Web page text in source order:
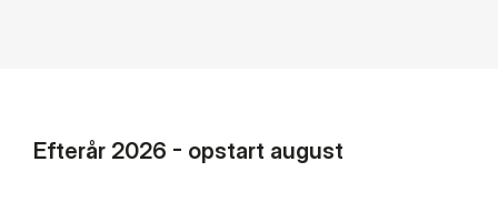
Efterår 2026 - opstart august